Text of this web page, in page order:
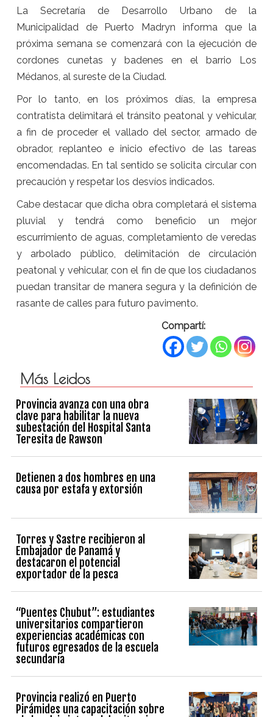
La Secretaría de Desarrollo Urbano de la
Municipalidad de Puerto Madryn informa que la
próxima semana se comenzará con la ejecución de
cordones cunetas y badenes en el barrio Los
Médanos, al sureste de la Ciudad.
Por lo tanto, en los próximos días, la empresa
contratista delimitará el tránsito peatonal y vehicular,
a fin de proceder el vallado del sector, armado de
obrador, replanteo e inicio efectivo de las tareas
encomendadas. En tal sentido se solicita circular con
precaución y respetar los desvíos indicados.
Cabe destacar que dicha obra completará el sistema
pluvial y tendrá como beneficio un mejor
escurrimiento de aguas, completamiento de veredas
y arbolado público, delimitación de circulación
peatonal y vehicular, con el fin de que los ciudadanos
puedan transitar de manera segura y la definición de
rasante de calles para futuro pavimento.
Compartí:
Más Leidos
Provincia avanza con una obra
clave para habilitar la nueva
subestación del Hospital Santa
Teresita de Rawson
Detienen a dos hombres en una
causa por estafa y extorsión
Torres y Sastre recibieron al
Embajador de Panamá y
destacaron el potencial
exportador de la pesca
“Puentes Chubut”: estudiantes
universitarios compartieron
experiencias académicas con
futuros egresados de la escuela
secundaria
Provincia realizó en Puerto
Pirámides una capacitación sobre